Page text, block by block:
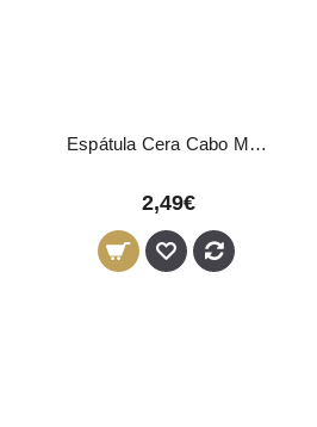
Espátula Cera Cabo Madeira Inox Exten 01
2,49€